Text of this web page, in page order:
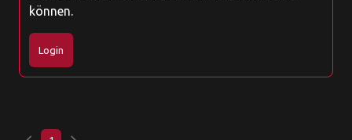
können.
Login